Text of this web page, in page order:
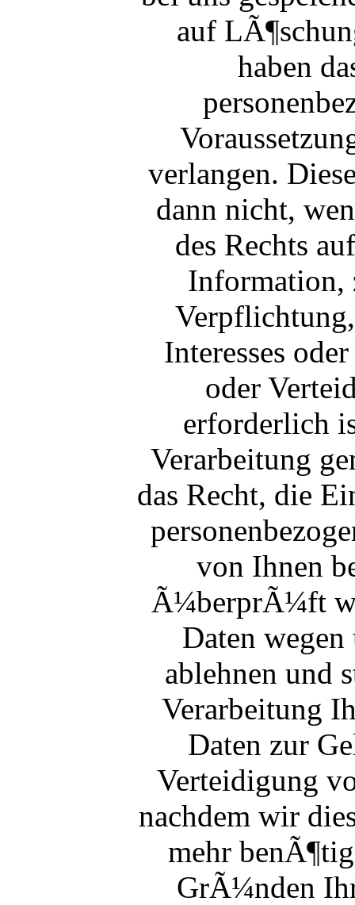
auf
haben
verlangen.
dann nicht,
des Rechts
Interesses
oder
erforderlich
Verarbeitung
das Recht, die
von Ihnen
Ã¼berprÃ¼ft
Daten
ablehnen und
Verarbeitung
Daten zur
Verteidigung
nachdem wir
mehr
GrÃ¼nden